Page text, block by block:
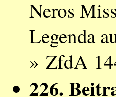
Neros
Legenda
» ZfdA
226.